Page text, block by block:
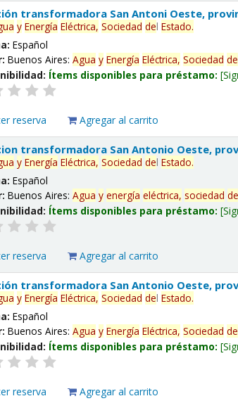
transformadora San Antoni Oeste,
y Energía Eléctrica, Sociedad delEstado.
Español
Buenos Aires:Agua y Energía Eléctrica, Sociedad de
Ítems disponibles para préstamo:
reserva Agregar al carrito
transformadora San Antonio Oeste,
y Energía Eléctrica, Sociedad delEstado.
Español
Buenos Aires:Agua y energía eléctrica, sociedad
Ítems disponibles para préstamo:
reserva Agregar al carrito
transformadora San Antonio Oeste,
y Energía Eléctrica, Sociedad delEstado.
Español
Buenos Aires:Agua y Energía Eléctrica, Sociedad de
Ítems disponibles para préstamo:
reserva Agregar al carrito